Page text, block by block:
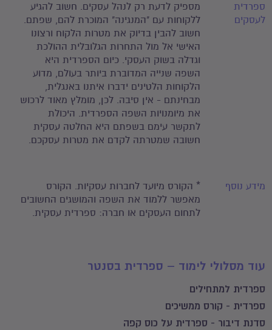
ספרדית
לעסקים
מספיק לדעת רק לנהל עסקים. חשוב להגיע
ללקוחות עם "המנגינה" המוכרת להם, שפתם.
חשוב להבין בדיוק את מטרות הלקוח ורצונו
האישי אל מול התחרות הגלובלית ההולכת
וגדלה בשוק העסקי. כיום הספרדית היא
השפה שנייה המדוברת ביותר בעולם, מדוע
הלקוחות הלטינים ידברו איתנו באנגלית,
מבחינתם - אין סיבה. לכן, מומלץ מאוד לרכוש
את מיומנויות השפה הספרדית. היכולת
לתקשר עימם בשפתם היא החלטה עסקית
חשובה שמטרתה לקדם את מטרות עסקכם.
מידע נוסף
* הקורס מיועד לחברות עסקיות. הקורס
מאפשר ללמוד את השפה והמושגים החשובים
לתחום העסקים או חברה: ספרדית עסקית.
עוד מסלולי לימוד – ספרדית בסנטר
ספרדית למתחילים
ספרדית - קורס ממשיכים
סדנת דיבור - ספרדית על כוס קפה